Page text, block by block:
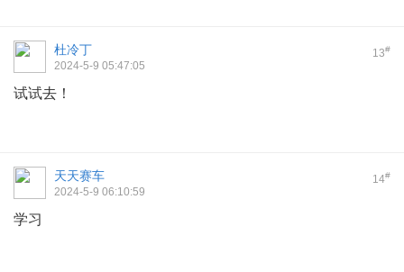
13#
杜冷丁
2024-5-9 05:47:05
试试去！
14#
天天赛车
2024-5-9 06:10:59
学习